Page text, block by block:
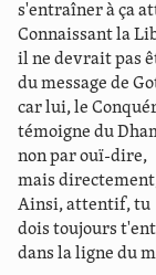
s'entraîner à ça
Connaissant la
il ne devrait pas
du message de
car lui, le
témoigne du
non par ouï-dire,
mais
Ainsi, attentif, tu
dois toujours
dans la ligne du